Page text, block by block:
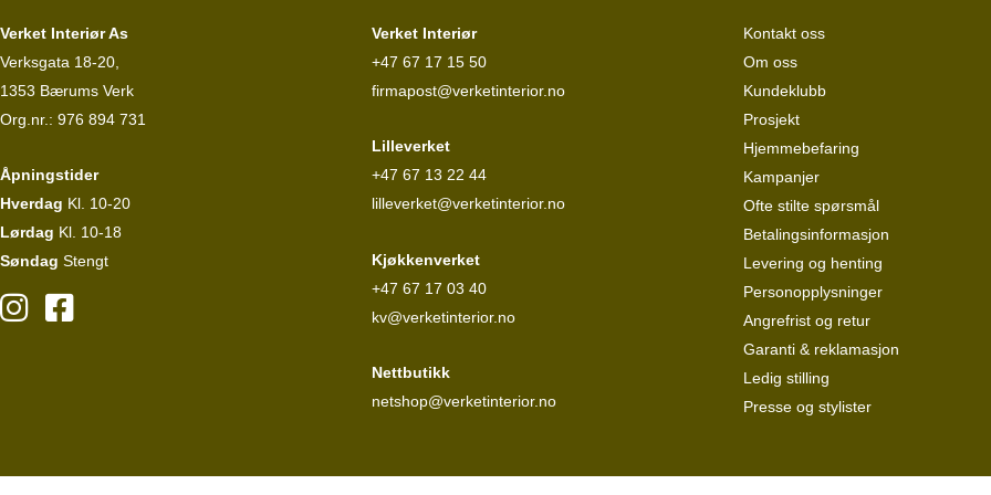
Verket Interiør As
Verksgata 18-20,
1353 Bærums Verk
Org.nr.: 976 894 731
Åpningstider
Hverdag Kl. 10-20
Lørdag Kl. 10-18
Søndag Stengt
Verket Interiør
+47 67 17 15 50
firmapost@verketinterior.no
Lilleverket
+47 67 13 22 44
lilleverket@verketinterior.no
Kjøkkenverket
+47 67 17 03 40
kv@verketinterior.no
Nettbutikk
netshop@verketinterior.no
Kontakt oss
Om oss
Kundeklubb
Prosjekt
Hjemmebefaring
Kampanjer
Ofte stilte spørsmål
Betalingsinformasjon
Levering og henting
Personopplysninger
Angrefrist og retur
Garanti & reklamasjon
Ledig stilling
Presse og stylister